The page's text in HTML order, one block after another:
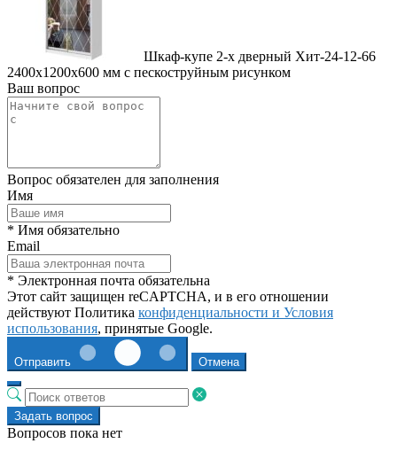
Шкаф-купе 2-х дверный Хит-24-12-66
2400x1200x600 мм с пескоструйным рисунком
Ваш вопрос
Вопрос обязателен для заполнения
Имя
* Имя обязательно
Email
* Электронная почта обязательна
Этот сайт защищен reCAPTCHA, и в его отношении
действуют Политика конфиденциальности и Условия
использования, принятые Google.
Отправить Отмена
Задать вопрос
Вопросов пока нет